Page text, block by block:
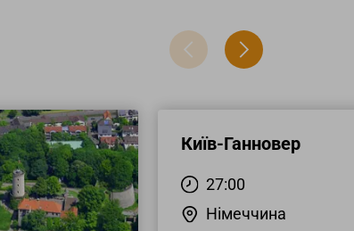
Київ-Ганновер
27:00
Німеччина